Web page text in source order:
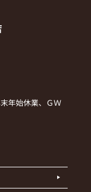
年始休業、ＧＷ